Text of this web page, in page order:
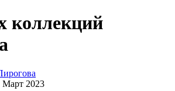
коллекций
Март 2023